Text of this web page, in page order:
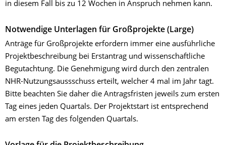
in diesem Fall bis zu 12 Wochen in Anspruch nehmen kann.
Notwendige Unterlagen für Großprojekte (Large)
Anträge für Großprojekte erfordern immer eine ausführliche
Projektbeschreibung bei Erstantrag und wissenschaftliche
Begutachtung. Die Genehmigung wird durch den zentralen
NHR-Nutzungsaussschuss erteilt, welcher 4 mal im Jahr tagt.
Bitte beachten Sie daher die Antragsfristen jeweils zum ersten
Tag eines jeden Quartals. Der Projektstart ist entsprechend
am ersten Tag des folgenden Quartals.